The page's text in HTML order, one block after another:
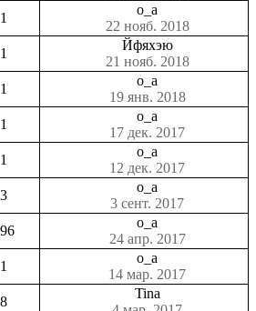
1
o_a
22 нояб. 2018
1
Йфяхэю
21 нояб. 2018
1
o_a
19 янв. 2018
1
o_a
17 дек. 2017
1
o_a
12 дек. 2017
3
o_a
3 сент. 2017
o_a
24 апр. 2017
1
o_a
14 мар. 2017
8
Tina